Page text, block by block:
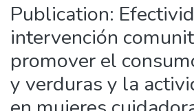
Publication:
intervención
promover el
y verduras y la